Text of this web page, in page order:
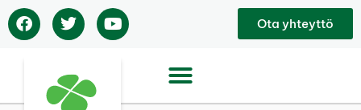
Ota yhteyttö